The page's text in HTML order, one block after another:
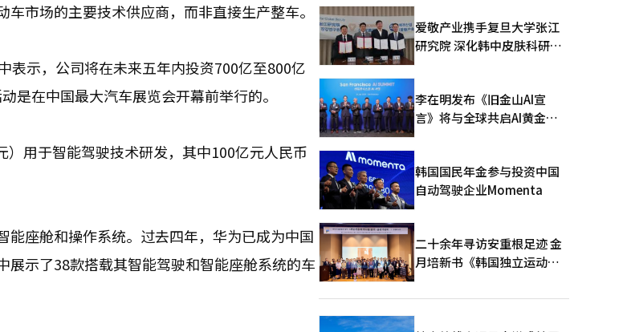
市场的主要技术供应商，而非直接生产整车。
表示，公司将在未来五年内投资700亿至800亿
是在中国最大汽车展览会开幕前举行的。
用于智能驾驶技术研发，其中100亿元人民币
座舱和操作系统。过去四年，华为已成为中国
示了38款搭载其智能驾驶和智能座舱系统的车
爱敬产业携手复旦大学张江
研究院 深化韩中皮肤科研合
李在明发布《旧金山AI宣
言》将与全球共启AI黄金时
韩国国民年金参与投资中国
自动驾驶企业Momenta
二十余年寻访安重根足迹 金
月培新书《韩国独立运动圣
版